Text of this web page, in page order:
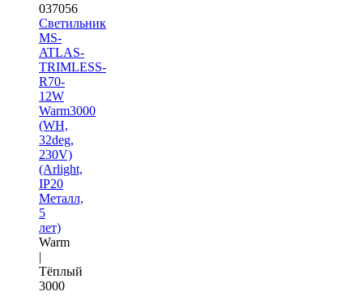
037056
Светильник
MS-
ATLAS-
TRIMLESS-
R70-
12W
Warm3000
(WH,
32deg,
230V)
(Arlight,
IP20
Металл,
5
лет)
Warm
|
Тёплый
3000